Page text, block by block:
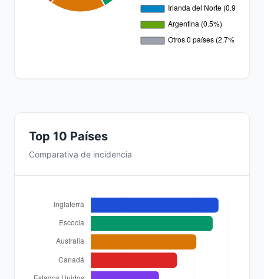
Top 10 Países
Comparativa de incidencia